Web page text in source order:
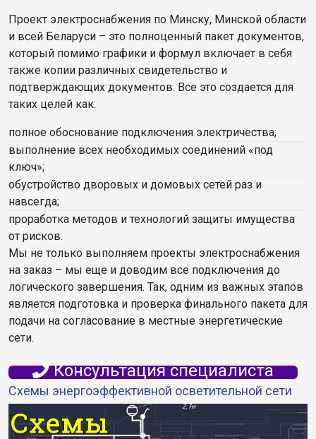
Проект электроснабжения по Минску, Минской области
и всей Беларуси – это полноценный пакет документов,
который помимо графики и формул включает в себя
также копии различных свидетельство и
подтверждающих документов. Все это создается для
таких целей как:
полное обоснование подключения электричества;
выполнение всех необходимых соединений «под
ключ»;
обустройство дворовых и домовых сетей раз и
навсегда;
проработка методов и технологий защиты имущества
от рисков.
Мы не только выполняем проекты электроснабжения
на заказ – мы еще и доводим все подключения до
логического завершения. Так, одним из важных этапов
является подготовка и проверка финального пакета для
подачи на согласование в местные энергетические
сети.
Консультация специалиста
Cхемы энергоэффективной осветительной сети